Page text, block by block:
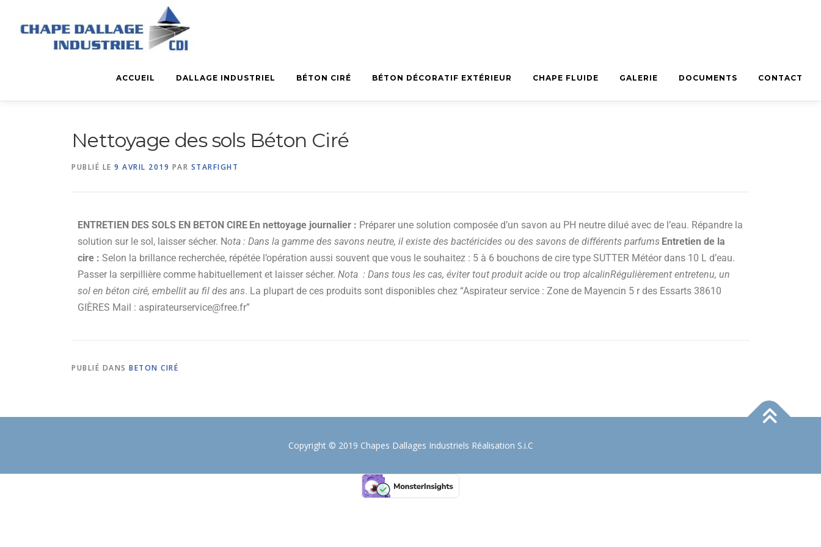
ACCUEIL DALLAGE INDUSTRIEL BÉTON CIRÉ BÉTON DÉCORATIF EXTÉRIEUR CHAPE FLUIDE GALERIE DOCUMENTS CONTACT
Nettoyage des sols Béton Ciré
PUBLIÉ LE 9 AVRIL 2019 PAR STARFIGHT
ENTRETIEN DES SOLS EN BETON CIRE En nettoyage journalier : Préparer une solution composée d’un savon au PH neutre dilué avec de l’eau. Répandre la
solution sur le sol, laisser sécher. Nota : Dans la gamme des savons neutre, il existe des bactéricides ou des savons de différents parfums Entretien de la
cire : Selon la brillance recherchée, répétée l’opération aussi souvent que vous le souhaitez : 5 à 6 bouchons de cire type SUTTER Météor dans 10 L d’eau.
Passer la serpillière comme habituellement et laisser sécher. Nota : Dans tous les cas, éviter tout produit acide ou trop alcalinRégulièrement entretenu, un
sol en béton ciré, embellit au fil des ans. La plupart de ces produits sont disponibles chez “Aspirateur service : Zone de Mayencin 5 r des Essarts 38610
GIÈRES Mail : aspirateurservice@free.fr”
PUBLIÉ DANS BETON CIRÉ
Copyright © 2019 Chapes Dallages Industriels Réalisation S.i.C